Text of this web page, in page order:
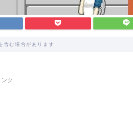
含む場合があります
ク